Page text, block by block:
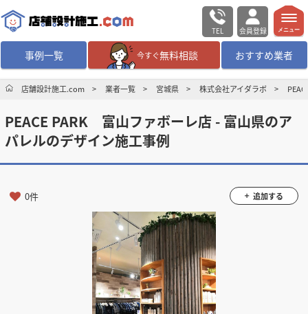
TEL 会員登録
事例一覧 今すぐ無料相談 おすすめ業者
無料相談 ログイン／会員登録
デザイン設計・施工業者を探す
店舗・商業施設の施工事例を探す
マッチング案件一覧
店舗設計施工.comとは
シミュレーター
メニュー
店舗設計施工.com 業者一覧 宮城県 株式会社アイダラボ
PEACE PARK 富山ファボーレ店 - 富山県のア
パレルのデザイン施工事例
0件 追加する